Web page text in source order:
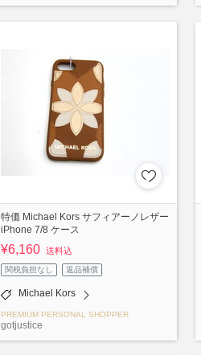
特価 Michael Kors サフィアーノレザー
iPhone 7/8 ケース
¥6,160 送料込
関税負担なし 返品補償
Michael Kors
PREMIUM PERSONAL SHOPPER
gotjustice